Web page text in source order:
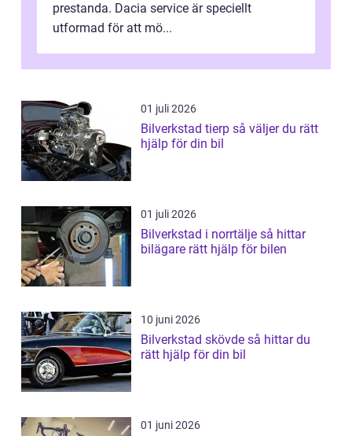
prestanda. Dacia service är speciellt
utformad för att mö...
01 juli 2026
Bilverkstad tierp så väljer du rätt
hjälp för din bil
01 juli 2026
Bilverkstad i norrtälje så hittar
bilägare rätt hjälp för bilen
10 juni 2026
Bilverkstad skövde så hittar du
rätt hjälp för din bil
01 juni 2026